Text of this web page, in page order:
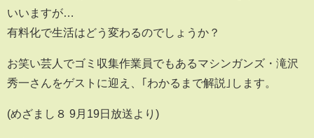
いいますが…
有料化で生活はどう変わるのでしょうか？
お笑い芸人でゴミ収集作業員でもあるマシンガンズ・滝沢
秀一さんをゲストに迎え、｢わかるまで解説｣します。
(めざまし８ 9月19日放送より)